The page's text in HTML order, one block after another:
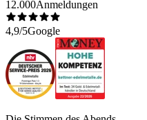
12.000Anmeldungen
4,9/5Google